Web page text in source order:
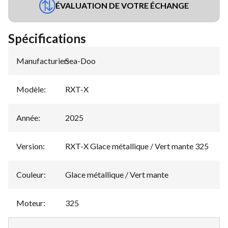
ÉVALUATION DE VOTRE ÉCHANGE
Spécifications
Manufacturier:
Sea-Doo
Modèle: RXT-X
Année: 2025
Version: RXT-X Glace métallique / Vert mante 325
Couleur: Glace métallique / Vert mante
Moteur: 325